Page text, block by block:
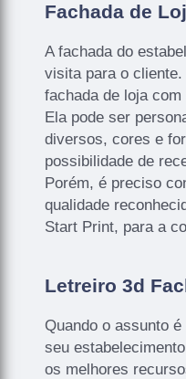
Fachada de
A fachada do
visita para o
fachada de loja
Ela pode ser
diversos, cores e
possibilidade de
Porém, é preciso
qualidade
Start Print, para a
Letreiro 3d
Quando o assunto
seu
os melhores